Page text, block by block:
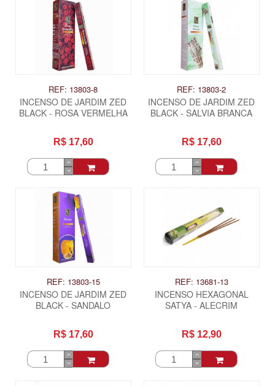
REF: 13803-8
INCENSO DE JARDIM ZED
BLACK - ROSA VERMELHA
R$ 17,60
REF: 13803-2
INCENSO DE JARDIM ZED
BLACK - SALVIA BRANCA
R$ 17,60
REF: 13803-15
INCENSO DE JARDIM ZED
BLACK - SANDALO
R$ 17,60
REF: 13681-13
INCENSO HEXAGONAL
SATYA - ALECRIM
R$ 12,90